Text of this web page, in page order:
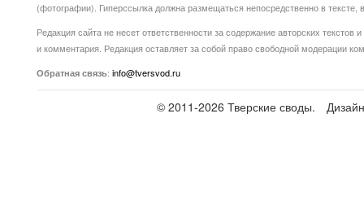
(фотографии). Гиперссылка должна размещаться непосредственно в
Редакция сайта не несет ответственности за содержание авторских
и комментария. Редакция оставляет за собой право свободной модерации
Обратная связь: info@tversvod.ru
© 2011-2026 Тверские своды.